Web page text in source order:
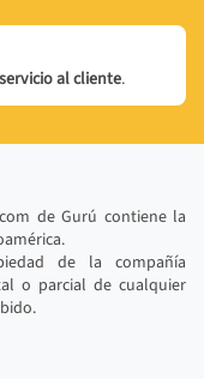
servicio al cliente.
de Gurú contiene la
de la compañía
o parcial de cualquier